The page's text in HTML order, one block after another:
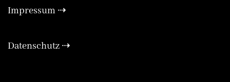
Impressum ⇢
Datenschutz ⇢